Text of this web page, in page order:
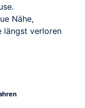
Nähe,
längst verloren